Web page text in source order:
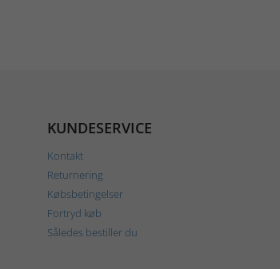
KUNDESERVICE
Kontakt
Returnering
Købsbetingelser
Fortryd køb
Således bestiller du